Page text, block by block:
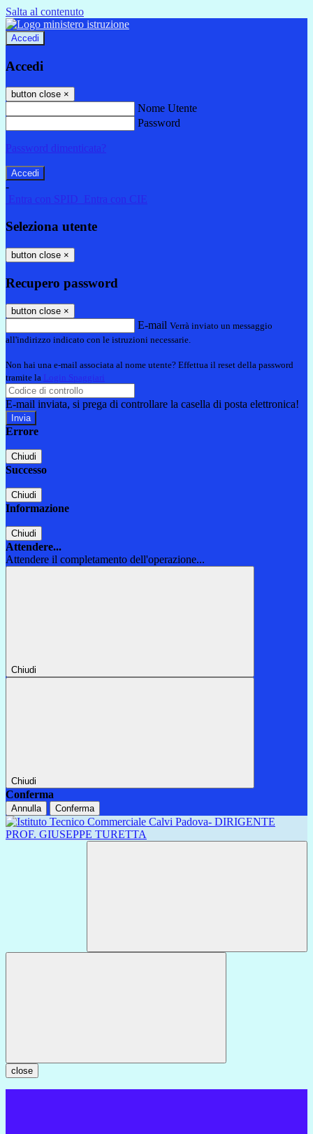
Salta al contenuto
Accedi
Accedi
button close ×
Nome Utente
Password
Password dimenticata?
-
Entra con SPID
Entra con CIE
Seleziona utente
button close ×
Recupero password
button close ×
E-mail Verrà inviato un messaggio
all'indirizzo indicato con le istruzioni necessarie.
Non hai una e-mail associata al nome utente? Effettua il reset della password
tramite la Login Spaggiari
E-mail inviata, si prega di controllare la casella di posta elettronica!
Errore
Chiudi
Successo
Chiudi
Informazione
Chiudi
Attendere...
Attendere il completamento dell'operazione...
Chiudi
Chiudi
Conferma
Annulla Conferma
close